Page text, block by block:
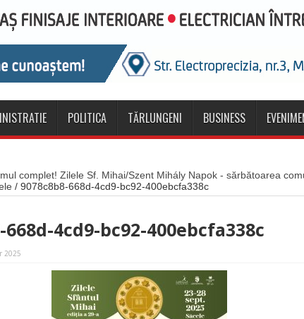
POLITICA TĂRLUNGENI BUSINESS
complet! Zilele Sf. Mihai/Szent Mihály Napok - sărbătoarea
/ 9078c8b8-668d-4cd9-bc92-400ebcfa338c
668d-4cd9-bc92-400ebcfa338c
2025